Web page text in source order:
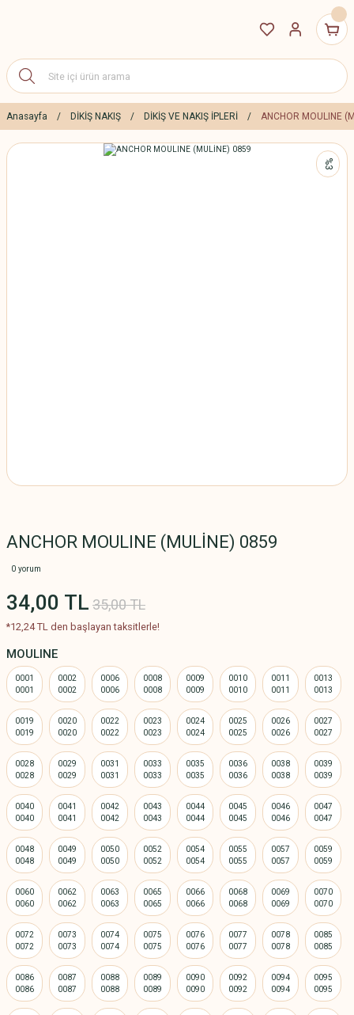
Anasayfa DİKİŞ NAKIŞ DİKİŞ VE NAKIŞ İPLERİ ANCHOR MOULINE
%3
ANCHOR MOULINE (MULİNE) 0859
0 yorum
34,00 TL 35,00 TL
*12,24 TL den başlayan taksitlerle!
MOULINE
0001 0002 0006 0008 0009 0010 0011 0013
0019 0020 0022 0023 0024 0025 0026 0027
0028 0029 0031 0033 0035 0036 0038 0039
0040 0041 0042 0043 0044 0045 0046 0047
0048 0049 0050 0052 0054 0055 0057 0059
0060 0062 0063 0065 0066 0068 0069 0070
0072 0073 0074 0075 0076 0077 0078 0085
0086 0087 0088 0089 0090 0092 0094 0095